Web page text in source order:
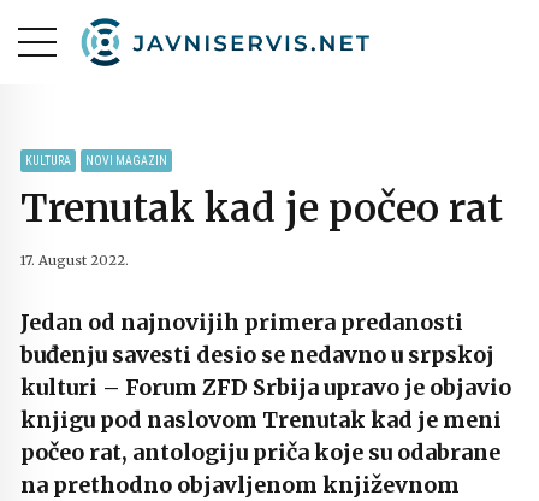
KULTURA NOVI MAGAZIN
Trenutak kad je počeo rat
17. August 2022.
Jedan od najnovijih primera predanosti
buđenju savesti desio se nedavno u srpskoj
kulturi – Forum ZFD Srbija upravo je objavio
knjigu pod naslovom Trenutak kad je meni
počeo rat, antologiju priča koje su odabrane
na prethodno objavljenom književnom